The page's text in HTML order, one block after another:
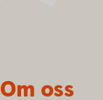
Om oss